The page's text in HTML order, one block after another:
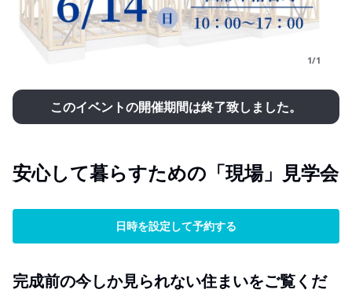
1/1
このイベントの開催期間は終了致しました。
安心して暮らすための「現場」見学会
日時を設定して予約する
完成前の今しか見られない住まいをご覧くだ